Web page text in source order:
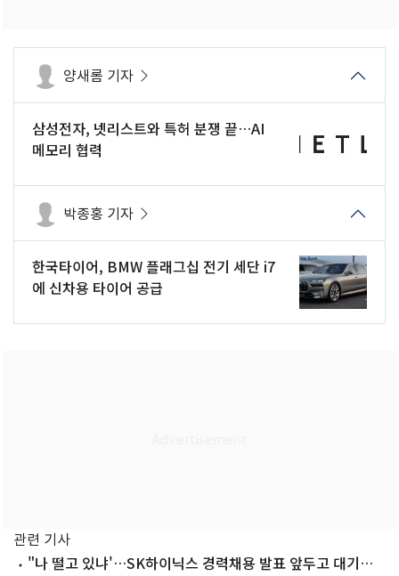
양새롬 기자
삼성전자, 넷리스트와 특허 분쟁 끝…AI
메모리 협력
박종홍 기자
한국타이어, BMW 플래그십 전기 세단 i7
에 신차용 타이어 공급
관련 기사
"나 떨고 있냐'…SK하이닉스 경력채용 발표 앞두고 대기업